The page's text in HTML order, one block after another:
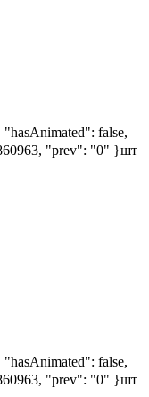
false,
"prev": "0" }шт
false,
"prev": "0" }шт